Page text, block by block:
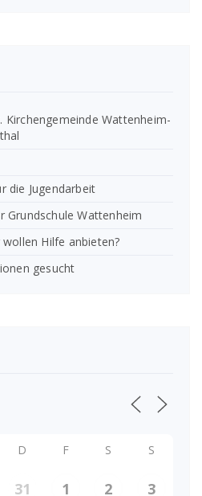
Kirchengemeinde Wattenheim-
die Jugendarbeit
Grundschule Wattenheim
Hilfe anbieten?
gesucht
D F S S
31 1 2 3